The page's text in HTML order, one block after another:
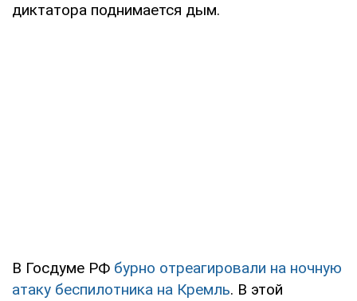
диктатора поднимается дым.
В Госдуме РФ бурно отреагировали на ночную
атаку беспилотника на Кремль. В этой